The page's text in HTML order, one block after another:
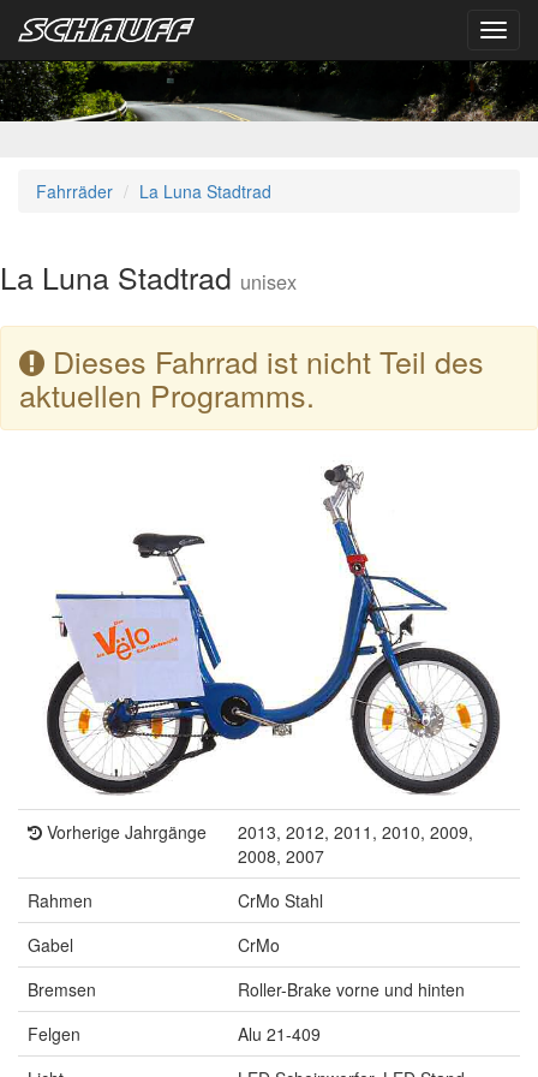
Fahrräder La Luna Stadtrad
La Luna Stadtrad unisex
Dieses Fahrrad ist nicht Teil des
aktuellen Programms.
Vorherige Jahrgänge
2013, 2012, 2011, 2010, 2009,
2008, 2007
Rahmen
CrMo Stahl
Gabel
CrMo
Bremsen
Roller-Brake vorne und hinten
Felgen
Alu 21-409